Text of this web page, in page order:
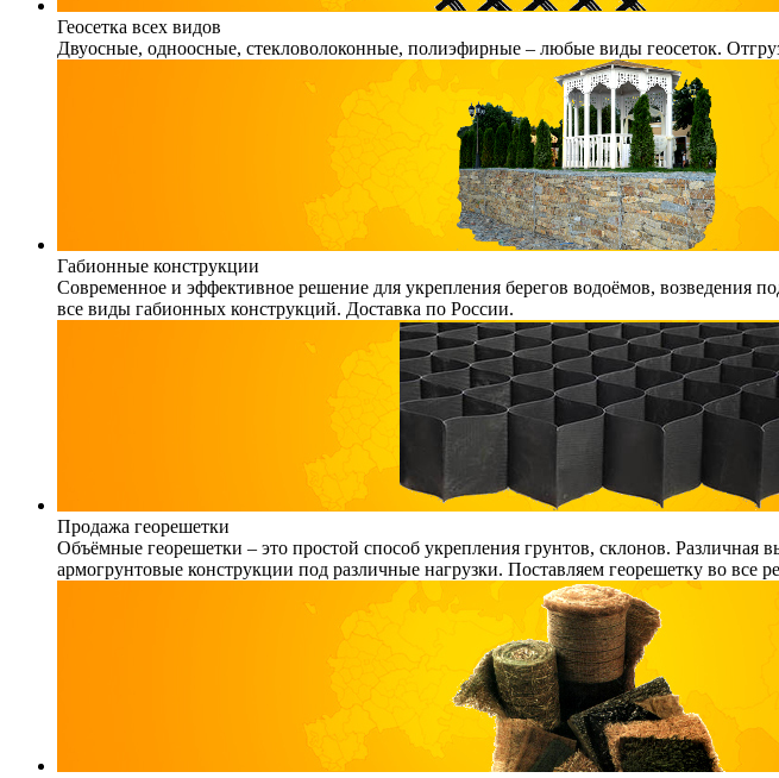
Геосетка всех видов
Двуосные, одноосные, стекловолоконные, полиэфирные – любые виды геосеток.
Габионные конструкции
Современное и эффективное решение для укрепления берегов водоёмов, возведения
все виды габионных конструкций. Доставка по России.
Продажа георешетки
Объёмные георешетки – это простой способ укрепления грунтов, склонов.
армогрунтовые конструкции под различные нагрузки. Поставляем георешетку во все